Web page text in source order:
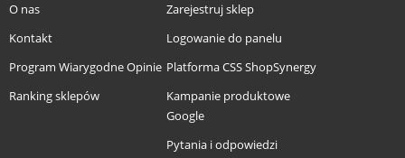
O nas
Kontakt
Program Wiarygodne Opinie
Ranking sklepów
Zarejestruj sklep
Logowanie do panelu
Platforma CSS ShopSynergy
Kampanie produktowe
Google
Pytania i odpowiedzi